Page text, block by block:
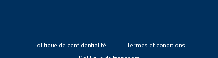
Politique de confidentialité
Termes et conditions